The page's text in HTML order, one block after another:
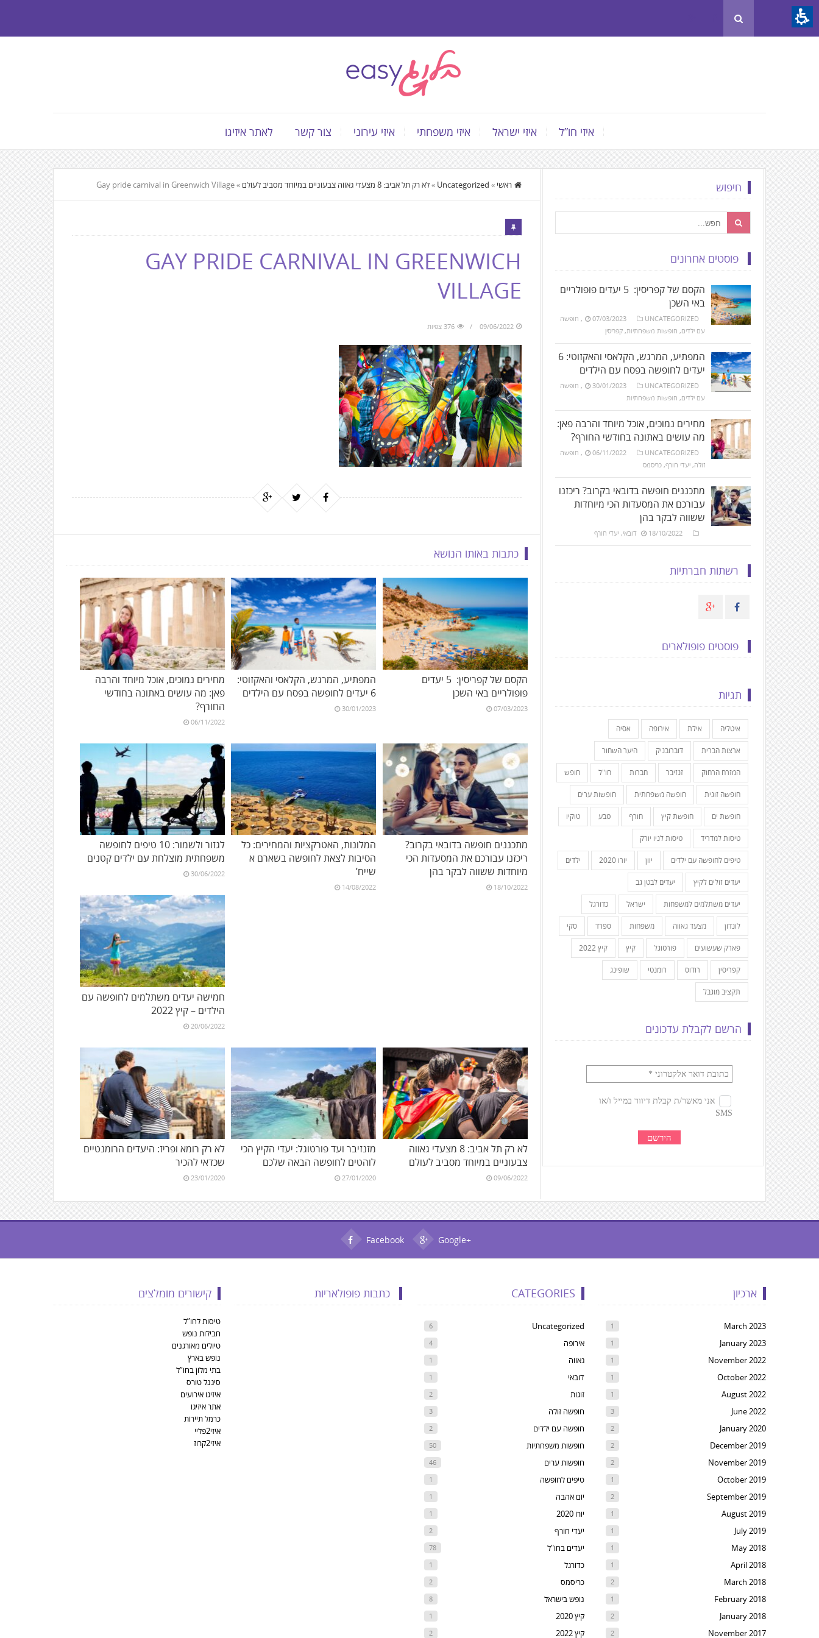
The
beginning
to
the
main
Content
איזי חו”ל איזי ישראל איזי משפחתי איזי עירוני צור קשר לאתר איזיגו
ראשי »
Uncategorized
»לא רק תל אביב: 8 מצעדי גאווה צבעוניים במיוחד מסביב לעולם »
Gay pride carnival in Greenwich Village
GAY PRIDE CARNIVAL IN GREENWICH
VILLAGE
09/06/2022 376 צפיות
כתבות באותו הנושא
הקסם של קפריסין: 5 יעדים
פופולריים באי השכן
07/03/2023
המפתיע, המרגש, הקלאסי והאקזוטי:
6 יעדים לחופשה בפסח עם הילדים
30/01/2023
מחירים נמוכים, אוכל מיוחד והרבה
פאן: מה עושים באתונה בחודשי
החורף?
06/11/2022
מתכננים חופשה בדובאי בקרוב?
ריכזנו עבורכם את המסעדות הכי
מיוחדות ששווה לבקר בהן
18/10/2022
המלונות, האטרקציות והמחירים: כל
הסיבות לצאת לחופשה בשארם א
שייח’
14/08/2022
לגזור ולשמור: 10 טיפים לחופשה
משפחתית מוצלחת עם ילדים קטנים
30/06/2022
חמישה יעדים משתלמים לחופשה עם
הילדים – קיץ 2022
20/06/2022
לא רק תל אביב: 8 מצעדי גאווה
צבעוניים במיוחד מסביב לעולם
09/06/2022
מזנזיבר ועד פורטוגל: יעדי הקיץ הכי
לוהטים לחופשה הבאה שלכם
27/01/2020
לא רק רומא ופריז: היעדים הרומנטיים
שכדאי להכיר
23/01/2020
חיפוש
פוסטים אחרונים
הקסם של קפריסין: 5 יעדים פופולריים
באי השכן
07/03/2023 UNCATEGORIZED
, חופשה
עם ילדים, חופשות משפחתיות,קפריסין
המפתיע, המרגש, הקלאסי והאקזוטי: 6
יעדים לחופשה בפסח עם הילדים
30/01/2023 UNCATEGORIZED
, חופשה
עם ילדים, חופשות משפחתיות
מחירים נמוכים, אוכל מיוחד והרבה פאן:
מה עושים באתונה בחודשי החורף?
06/11/2022 UNCATEGORIZED
, חופשה
זולה,יעדי חורף,כריסמס
מתכננים חופשה בדובאי בקרוב? ריכזנו
עבורכם את המסעדות הכי מיוחדות
ששווה לבקר בהן
18/10/2022 דובאי,יעדי חורף
רשתות חברתיות
פוסטים פופולארים
תגיות
איטליה אילת אירופה אסיה
ארצות הברית דוברובניק היער השחור
המזרח הרחוק זנזיבר חברות חו"ל חופש
חופשה זוגית חופשה משפחתית חופשות ערים
חופשת ים חופשת קיץ חורף טבע טוקיו
טיסות למדריד טיסות לניו יורק
טיפים לחופשה עם ילדים יוון יורו 2020 ילדים
יעדים זולים לקיץ יעדים לבטן גב
יעדים משתלמים למשפחות ישראל כדורגל
לונדון מצעד גאווה משפחות ספרד סקי
פארק שעשועים פורטוגל קיץ קיץ 2022
קפריסין רודוס רומנטי שופינג
תקציב מוגבל
הרשם לקבלת עדכונים
Facebook Google+
קישורים מומלצים
טיסות לחו”ל
חבילות נופש
טיולים מאורגנים
נופש בארץ
בתי מלון בחו”ל
סיגנל טורס
איזיגו אירועים
אתר איזיגו
כרמל תיירות
איזי2פליי
איזי2קרוז
כתבות פופולאריות CATEGORIES
Uncategorized
6
אירופה 4
גאווה 1
דובאי 1
זוגות 2
חופשה זולה 3
חופשה עם ילדים 2
חופשות משפחתיות 50
חופשות ערים 46
טיפים לחופשה 1
יום אהבה 1
יורו 2020 1
יעדי חורף 2
יעדים בחו"ל 78
כדורגל 1
כריסמס 2
נופש בישראל 8
קיץ 2020 1
קיץ 2022 2
ארכיון
March 2023
1
January 2023
1
November 2022
1
October 2022
1
August 2022
1
June 2022
3
January 2020
2
December 2019
2
November 2019
2
October 2019
1
September 2019
2
August 2019
1
July 2019
1
May 2018
1
April 2018
1
March 2018
2
February 2018
1
January 2018
2
November 2017
2